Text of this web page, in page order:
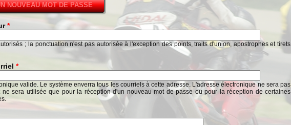
NOUVEAU MOT DE PASSE
*
; la ponctuation n'est pas autorisée à l'exception des points, traits d'union, apostrophes et tirets
*
valide. Le système enverra tous les courriels à cette adresse. L'adresse électronique ne sera pas
sera utilisée que pour la réception d'un nouveau mot de passe ou pour la réception de certaines